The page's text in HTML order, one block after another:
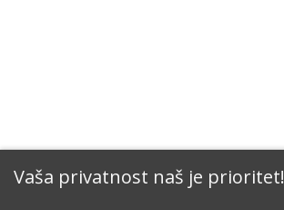
Vaša privatnost naš je prioritet!